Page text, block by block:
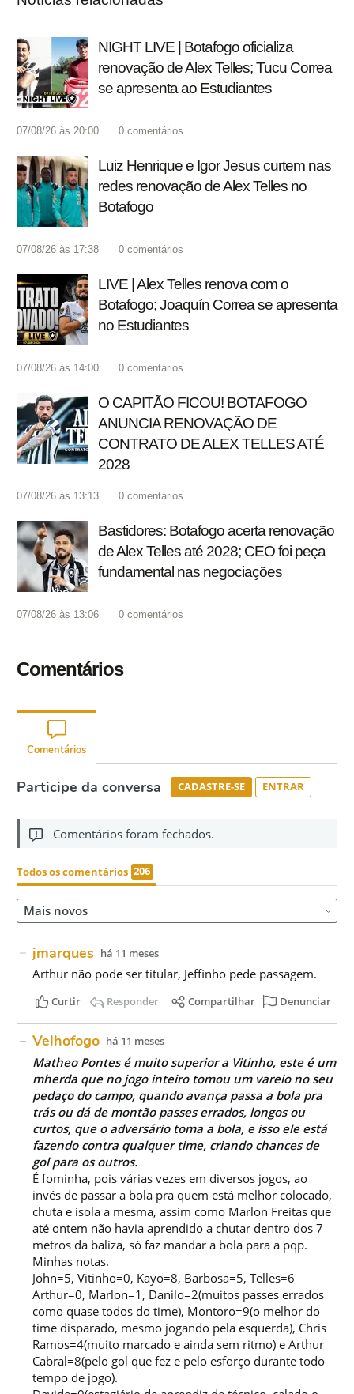
NIGHT LIVE | Botafogo oficializa
renovação de Alex Telles; Tucu Correa
se apresenta ao Estudiantes
07/08/26 às 20:00 0 comentários
Luiz Henrique e Igor Jesus curtem nas
redes renovação de Alex Telles no
Botafogo
07/08/26 às 17:38 0 comentários
LIVE | Alex Telles renova com o
Botafogo; Joaquín Correa se apresenta
no Estudiantes
07/08/26 às 14:00 0 comentários
O CAPITÃO FICOU! BOTAFOGO
ANUNCIA RENOVAÇÃO DE
CONTRATO DE ALEX TELLES ATÉ
2028
07/08/26 às 13:13 0 comentários
Bastidores: Botafogo acerta renovação
de Alex Telles até 2028; CEO foi peça
fundamental nas negociações
07/08/26 às 13:06 0 comentários
Comentários